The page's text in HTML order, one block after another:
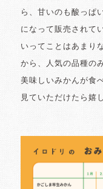
ら、甘いのも酸っぱ
になって販売されて
いってことはあまり
から、人気の品種の
美味しいみかんが食
見ていただけたら嬉